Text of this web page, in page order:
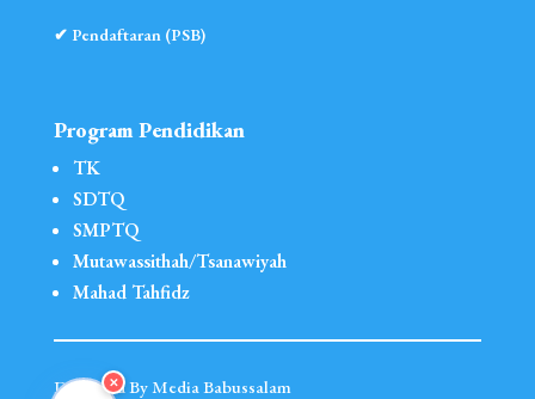
✔ Pendaftaran (PSB)
Program Pendidikan
TK
SDTQ
SMPTQ
Mutawassithah/Tsanawiyah
Mahad Tahfidz
Designed By Media Babussalam
✕